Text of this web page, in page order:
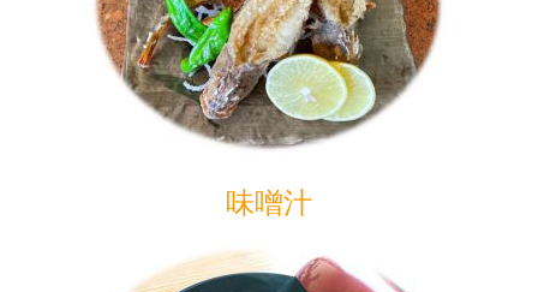
味噌汁